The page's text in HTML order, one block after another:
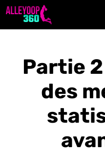
Aller
Partie
des